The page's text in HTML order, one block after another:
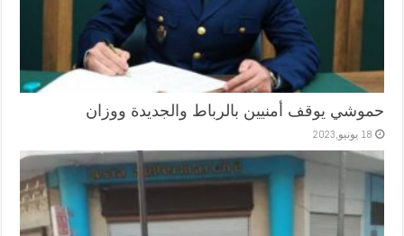
حموشي يوقف أمنيين بالرباط والجديدة ووزان
18 يونيو,2023